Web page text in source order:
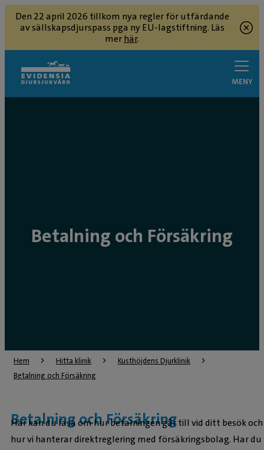
Den 22 april 2026 tillkom nya regler för utfärdande
av sällskapsdjurspass pga ny EU-lagstiftning. Läs
merhär.
MENY
Betalning och Försäkring
Hem Hitta klinik
Kusthöjdens Djurklinik
Betalning och Försäkring
Betalning och Försäkring
Här kan du läsa om hur betalningen går till vid ditt besök och
hur vi hanterar direktreglering med försäkringsbolag. Har du